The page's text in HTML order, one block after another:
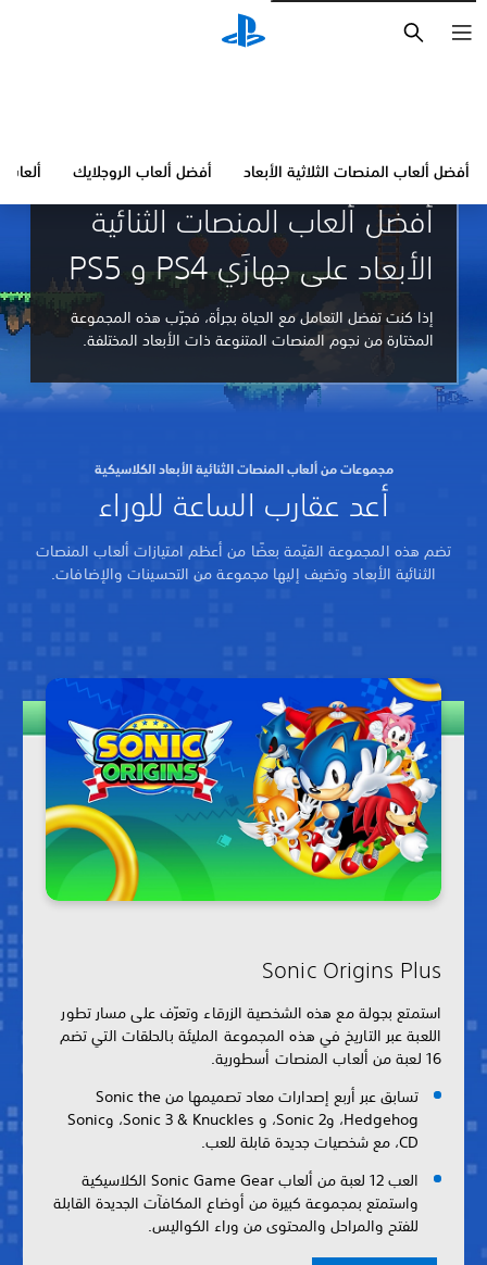
أفضل ألعاب المنصات الثلاثية الأبعاد أفضل ألعاب الروجلايك ألعاب
إرشادات ومقالات
أفضل ألعاب المنصات الثنائية
الأبعاد على جهازَي PS4 و PS5
إذا كنت تفضل التعامل مع الحياة بجرأة، فجرّب هذه المجموعة
المختارة من نجوم المنصات المتنوعة ذات الأبعاد المختلفة.
مجموعات من ألعاب المنصات الثنائية الأبعاد الكلاسيكية
أعد عقارب الساعة للوراء
تضم هذه المجموعة القيّمة بعضًا من أعظم امتيازات ألعاب المنصات
الثنائية الأبعاد وتضيف إليها مجموعة من التحسينات والإضافات.
Sonic Origins Plus
استمتع بجولة مع هذه الشخصية الزرقاء وتعرّف على مسار تطور
اللعبة عبر التاريخ في هذه المجموعة المليئة بالحلقات التي تضم
16 لعبة من ألعاب المنصات أسطورية.
تسابق عبر أربع إصدارات معاد تصميمها من Sonic the
Hedgehog، وSonic 2، و Sonic 3 & Knuckles، وSonic
CD، مع شخصيات جديدة قابلة للعب.
العب 12 لعبة من ألعاب Sonic Game Gear الكلاسيكية
واستمتع بمجموعة كبيرة من أوضاع المكافآت الجديدة القابلة
للفتح والمراحل والمحتوى من وراء الكواليس.